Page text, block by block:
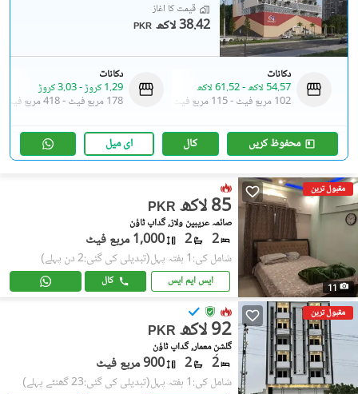
قیمت کا آغاز
PKR 38.42 لاکھ
دکانات
54.57 لاکھ
-61.52 لاکھ
102 مربع فیٹ
-115 مربع فیٹ
دکانات
1.29 کروڑ
-3.03 کروڑ
178 مربع فیٹ
-418 مربع فیٹ
محفوظ کریں کال ای میل
مقبول ترین
11
PKR 85 لاکھ
صائمہ عریبین ولاز, گداپ ٹاؤن
2
2 1,000 مربع فیٹ
شامل کی:1 ہفتہ پہل (تبدیلی کی گئی:2 دن پہلے)
ایس ایم ایس کال
مقبول ترین
PKR 92 لاکھ
گلشنِ معمار, گداپ ٹاؤن
2
2 900 مربع فیٹ
شامل کی:1 ہفتہ پہل (تبدیلی کی گئی:23 گھنٹے پہلے)